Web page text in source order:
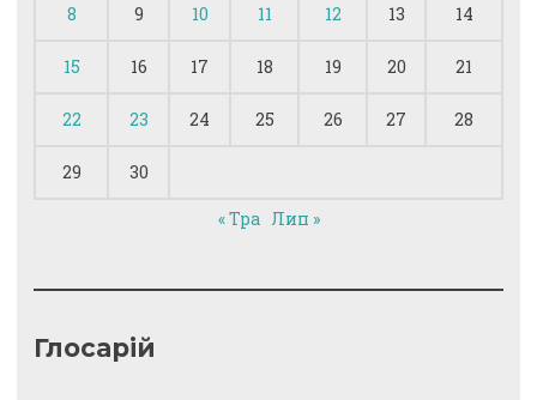
8 9 10 11 12 13 14
15 16 17 18 19 20 21
22 23 24 25 26 27 28
29 30
« Тра Лип »
Глосарій